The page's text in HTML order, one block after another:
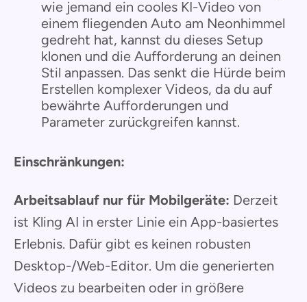
wie jemand ein cooles KI-Video von
einem fliegenden Auto am Neonhimmel
gedreht hat, kannst du dieses Setup
klonen und die Aufforderung an deinen
Stil anpassen. Das senkt die Hürde beim
Erstellen komplexer Videos, da du auf
bewährte Aufforderungen und
Parameter zurückgreifen kannst.
Einschränkungen:
Arbeitsablauf nur für Mobilgeräte: Derzeit
ist Kling AI in erster Linie ein App-basiertes
Erlebnis. Dafür gibt es keinen robusten
Desktop-/Web-Editor. Um die generierten
Videos zu bearbeiten oder in größere